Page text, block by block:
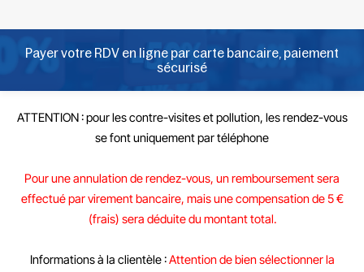
Payer votre RDV en ligne par carte bancaire, paiement
sécurisé
ATTENTION: pour lescontre-visites et pollution, les rendez-vous
se font uniquement partéléphone
Pour une annulation de rendez-vous, un remboursement sera
effectué par virement bancaire, mais une compensation de 5 €
(frais) sera déduite du montant total.
Informations à la clientèle:Attention de bien sélectionner la